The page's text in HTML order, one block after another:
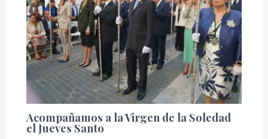
Acompañamos a la Virgen de la Soledad
el Jueves Santo